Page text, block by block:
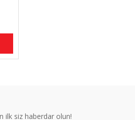
ilk siz haberdar olun!